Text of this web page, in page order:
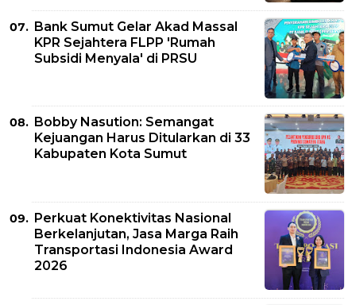
Bank Sumut Gelar Akad Massal
KPR Sejahtera FLPP 'Rumah
Subsidi Menyala' di PRSU
Bobby Nasution: Semangat
Kejuangan Harus Ditularkan di 33
Kabupaten Kota Sumut
Perkuat Konektivitas Nasional
Berkelanjutan, Jasa Marga Raih
Transportasi Indonesia Award
2026